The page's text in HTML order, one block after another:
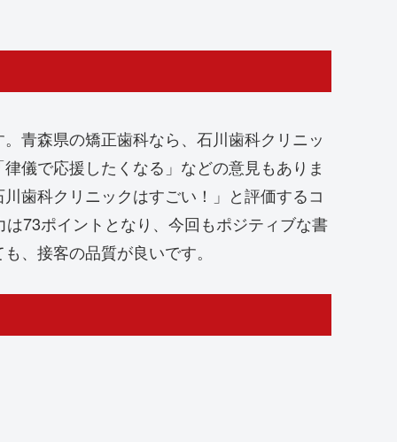
青森県の矯正歯科なら、石川歯科クリニッ
儀で応援したくなる」などの意見もありま
歯科クリニックはすごい！」と評価するコ
73ポイントとなり、今回もポジティブな書
、接客の品質が良いです。